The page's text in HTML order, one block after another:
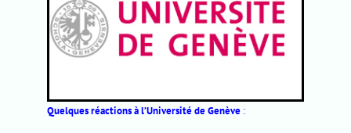
Quelques réactions à l’Université de Genève :